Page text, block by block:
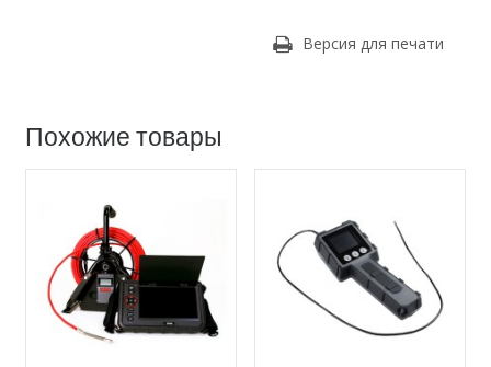
Версия для печати
Похожие товары